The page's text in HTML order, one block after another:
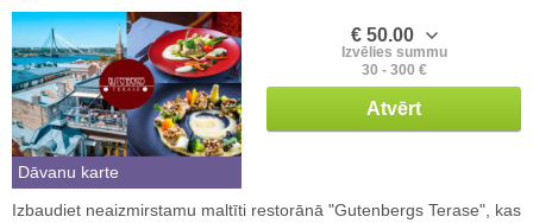
Dāvanu karte
€ 50.00
Izvēlies summu
30 - 300 €
Atvērt
Izbaudiet neaizmirstamu maltīti restorānā "Gutenbergs Terase", kas